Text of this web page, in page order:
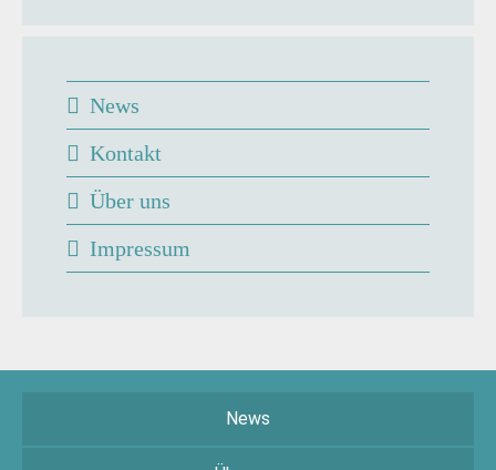
News
Kontakt
Über uns
Impressum
News